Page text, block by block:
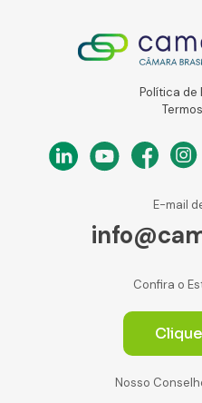
Política de
E-mail
Confira o
Nosso